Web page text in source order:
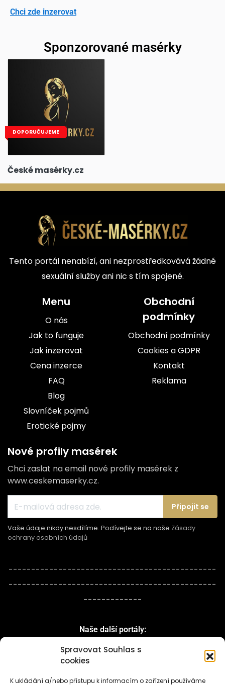
Spravovat Souhlas s
cookies
K ukládání a/nebo přístupu k informacím o zařízení používáme
Chci zde inzerovat
Sponzorované masérky
DOPORUČUJEME
České masérky.cz
Tento portál nenabízí, ani nezprostředkovává žádné
sexuální služby ani nic s tím spojené.
Menu
O nás
Jak to funguje
Jak inzerovat
Cena inzerce
FAQ
Blog
Slovníček pojmů
Erotické pojmy
Obchodní
podmínky
Obchodní podmínky
Cookies a GDPR
Kontakt
Reklama
Nové profily masérek
Chci zaslat na email nové profily masérek z
www.ceskemaserky.cz.
Připojit se
Vaše údaje nikdy nesdílíme. Podívejte se na naše Zásady
ochrany osobních údajů
----------------------------------------------
----------------------------------------------
-------------
Naše další portály: